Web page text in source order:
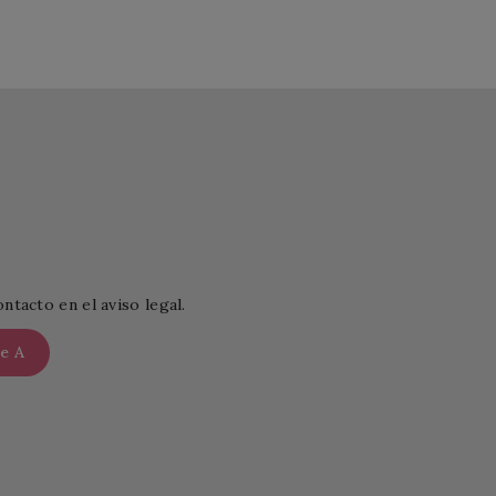
en el aviso legal.